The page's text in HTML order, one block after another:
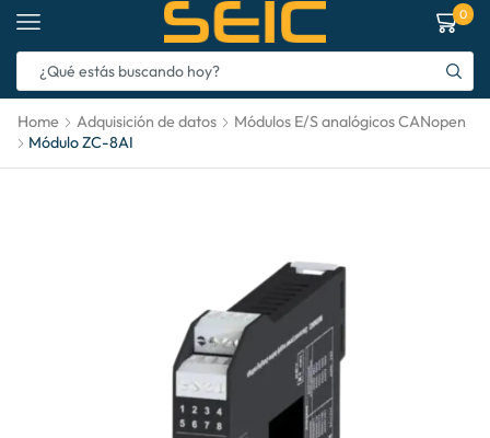
0
Home Adquisición de datos
Módulos E/S analógicos CANopen
Módulo ZC-8AI